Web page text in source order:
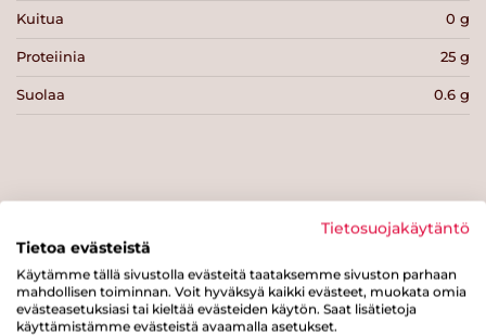
Kuitua 0 g
Proteiinia 25 g
Suolaa 0.6 g
Tietosuojakäytäntö
Tietoa evästeistä
Käytämme tällä sivustolla evästeitä taataksemme sivuston parhaan
mahdollisen toiminnan. Voit hyväksyä kaikki evästeet, muokata omia
evästeasetuksiasi tai kieltää evästeiden käytön. Saat lisätietoja
käyttämistämme evästeistä avaamalla asetukset.